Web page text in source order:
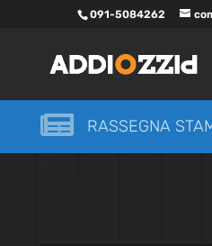
091-5084262
 RASSEGNA